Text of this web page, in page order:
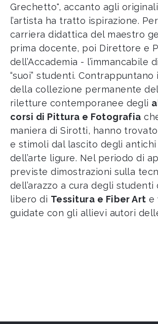
Grechetto", accanto agli
l’artista ha tratto ispirazione.
carriera didattica del maestro
prima docente, poi Direttore e
dell’Accademia - l’immancabile
“suoi” studenti.
della collezione permanente
riletture contemporanee degli
corsi di Pittura e Fotografia
maniera di Sirotti, hanno
e stimoli dal lascito degli antichi
dell’arte ligure. Nel periodo di
previste dimostrazioni sulla
dell’arazzo a cura degli studenti
libero di Tessitura e Fiber Art e
guidate con gli allievi autori